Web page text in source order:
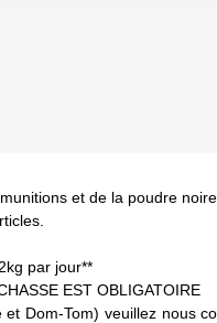
et de la poudre
par jour**
EST OBLIGATOIRE
Dom-Tom) veuillez nous